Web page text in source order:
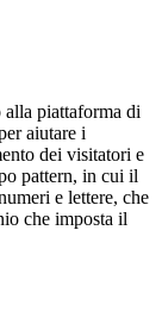
alla piattaforma di
aiutare i
dei visitatori e
pattern, in cui il
e lettere, che
che imposta il